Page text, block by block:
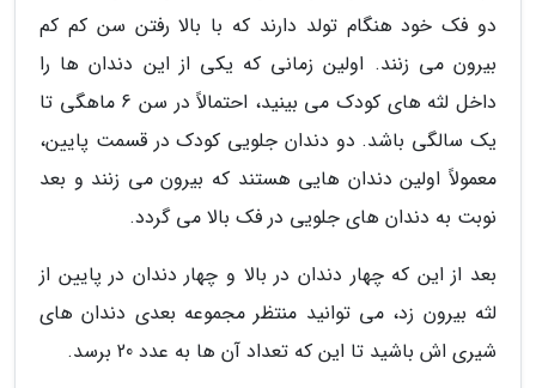
دو فک خود هنگام تولد دارند که با بالا رفتن سن کم کم
بیرون می زنند. اولین زمانی که یکی از این دندان ها را
داخل لثه های کودک می بینید، احتمالاً در سن 6 ماهگی تا
یک سالگی باشد. دو دندان جلویی کودک در قسمت پایین،
معمولاً اولین دندان هایی هستند که بیرون می زنند و بعد
نوبت به دندان های جلویی در فک بالا می گردد.
بعد از این که چهار دندان در بالا و چهار دندان در پایین از
لثه بیرون زد، می توانید منتظر مجموعه بعدی دندان های
شیری اش باشید تا این که تعداد آن ها به عدد 20 برسد.